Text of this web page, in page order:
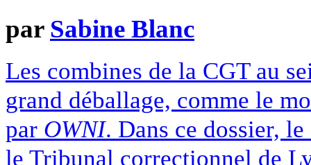
par Sabine Blanc
Les combines de la CGT au
grand déballage, comme le
par OWNI. Dans ce dossier,
le Tribunal correctionnel de